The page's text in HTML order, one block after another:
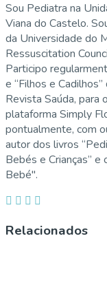
Sou Pediatra na
Viana do Castelo.
da Universidade do
Ressuscitation
Participo
e “Filhos e
Revista Saúda, para
plataforma Simply
pontualmente, com
autor dos livros
Bebés e Crianças”
Bebé".
Relacionados